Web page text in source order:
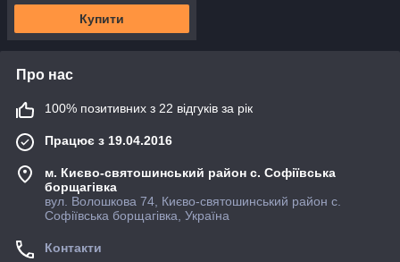
Купити
Про нас
100% позитивних з 22 відгуків за рік
Працює з 19.04.2016
м. Києво-святошинський район с. Софіївська
борщагівка
вул. Волошкова 74, Києво-святошинський район с.
Софіївська борщагівка, Україна
Контакти